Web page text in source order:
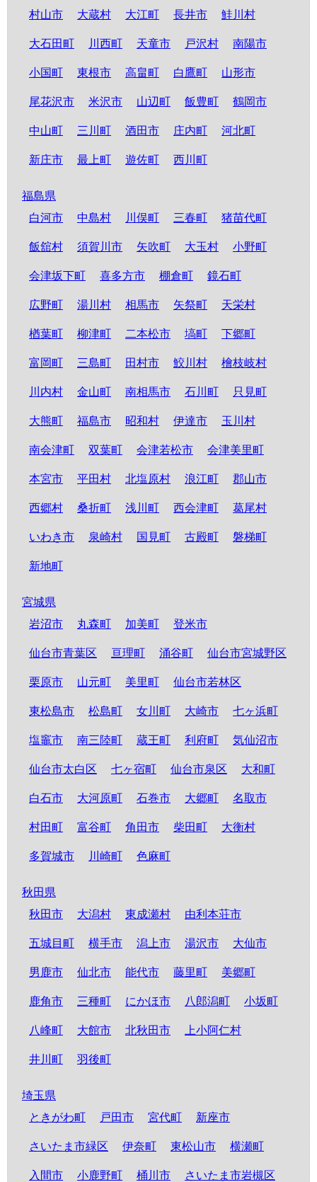
村山市 大蔵村 大江町 長井市 鮭川村
大石田町 川西町 天童市 戸沢村 南陽市
小国町 東根市 高畠町 白鷹町 山形市
尾花沢市 米沢市 山辺町 飯豊町 鶴岡市
中山町 三川町 酒田市 庄内町 河北町
新庄市 最上町 遊佐町 西川町
福島県
白河市
中島村 川俣町 三春町 猪苗代町
飯舘村 須賀川市 矢吹町 大玉村 小野町
会津坂下町 喜多方市 棚倉町 鏡石町
広野町 湯川村 相馬市 矢祭町 天栄村
楢葉町 柳津町 二本松市 塙町 下郷町
富岡町 三島町 田村市 鮫川村 檜枝岐村
川内村 金山町 南相馬市 石川町 只見町
大熊町 福島市 昭和村 伊達市 玉川村
南会津町 双葉町 会津若松市 会津美里町
本宮市 平田村 北塩原村 浪江町 郡山市
西郷村 桑折町 浅川町 西会津町 葛尾村
いわき市 泉崎村 国見町 古殿町 磐梯町
新地町
宮城県
岩沼市
丸森町 加美町 登米市
仙台市青葉区 亘理町 涌谷町 仙台市宮城野区
栗原市 山元町 美里町 仙台市若林区
東松島市 松島町 女川町 大崎市 七ヶ浜町
塩竈市 南三陸町 蔵王町 利府町 気仙沼市
仙台市太白区 七ヶ宿町 仙台市泉区 大和町
白石市 大河原町 石巻市 大郷町 名取市
村田町 富谷町 角田市 柴田町 大衡村
多賀城市 川崎町 色麻町
秋田県
秋田市
大潟村 東成瀬村 由利本荘市
五城目町 横手市 潟上市 湯沢市 大仙市
男鹿市 仙北市 能代市 藤里町 美郷町
鹿角市 三種町 にかほ市 八郎潟町 小坂町
八峰町 大館市 北秋田市 上小阿仁村
井川町 羽後町
埼玉県
ときがわ町
戸田市 宮代町 新座市
さいたま市緑区 伊奈町 東松山市 横瀬町
入間市 小鹿野町 桶川市 さいたま市岩槻区